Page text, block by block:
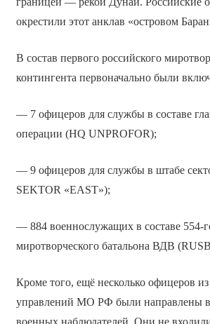
окрестили этот анклав «островом
В состав первого российского
контингента первоначально были
— 7 офицеров для службы в составе
операции (HQ UNPROFOR);
— 9 офицеров для службы в штабе
SEKTOR «EAST»);
— 884 военнослужащих в составе 554-
миротворческого батальона ВДВ
Кроме того, ещё несколько офицеров
управлений МО РФ были направлены в